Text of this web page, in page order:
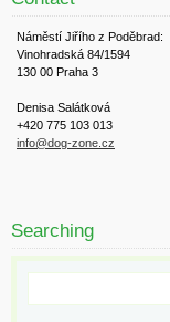
Náměstí Jiřího z Poděbrad:
Vinohradská 84/1594
130 00 Praha 3
Denisa Salátková
+420 775 103 013
info@dog-zone.cz
Searching